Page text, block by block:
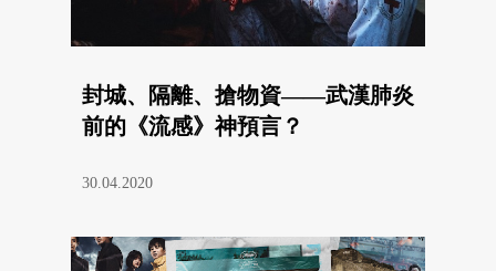
封城、隔離、搶物資——武漢肺炎
前的《流感》神預言？
30.04.2020